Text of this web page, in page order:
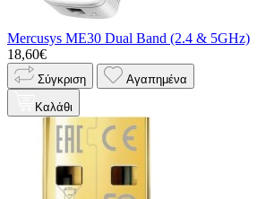
Mercusys ME30 Dual Band (2.4 & 5GHz)
18,60€
Σύγκριση Αγαπημένα
Καλάθι